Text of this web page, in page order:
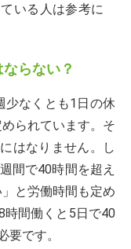
いる人は参考に
らない？
少なくとも1日の休
られています。そ
はなりません。し
間で40時間を超え
と労働時間も定め
時間働くと5日で40
要です。